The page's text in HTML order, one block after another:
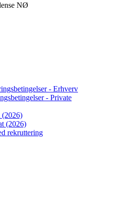
NØ
- Erhverv
- Private
(2026)
rekruttering